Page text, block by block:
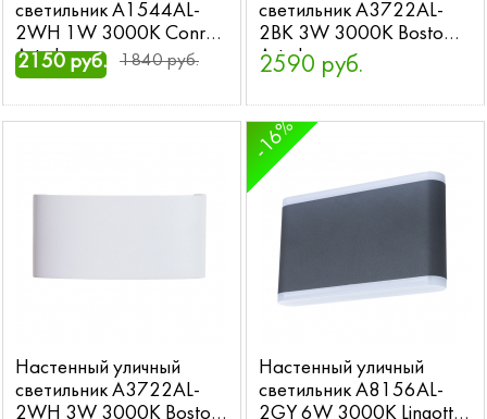
светильник A1544AL-
2WH 1W 3000K Conrad
Arte Lamp
2150 руб. 1840 руб.
светильник A3722AL-
2BK 3W 3000K Bosto
Arte Lamp
2590 руб.
Настенный уличный
светильник A3722AL-
2WH 3W 3000K Bosto
Настенный уличный
светильник A8156AL-
2GY 6W 3000K Lingotto
-16%